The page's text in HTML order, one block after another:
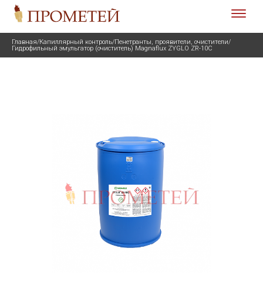
Главная/Капиллярный контроль/Пенетранты, проявители, очистители/
Гидрофильный эмульгатор (очиститель) Magnaflux ZYGLO ZR-10C